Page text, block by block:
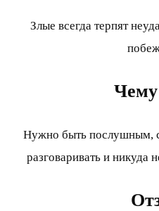
Злые всегда терпят
Нужно быть послушным,
разговаривать и никуда